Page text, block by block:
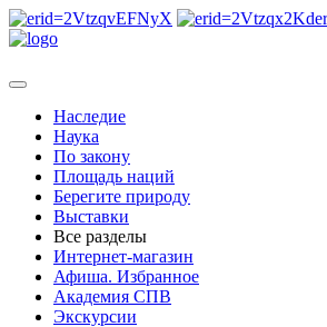
Наследие
Наука
По закону
Площадь наций
Берегите природу
Выставки
Все разделы
Интернет-магазин
Афиша. Избранное
Академия СПВ
Экскурсии